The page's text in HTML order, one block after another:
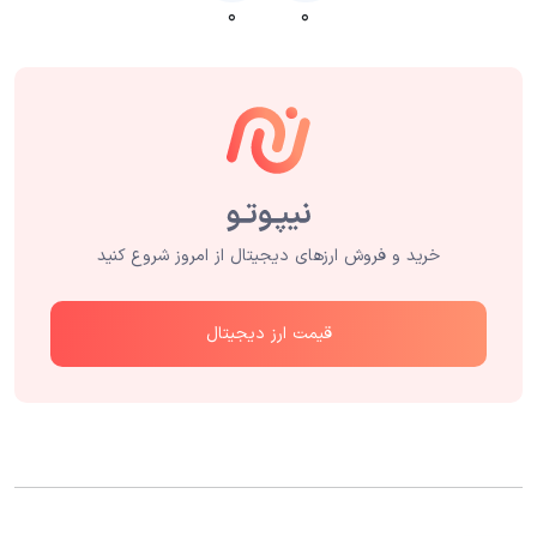
۰ ۰
خرید و فروش ارزهای دیجیتال از امروز شروع کنید
قیمت ارز دیجیتال